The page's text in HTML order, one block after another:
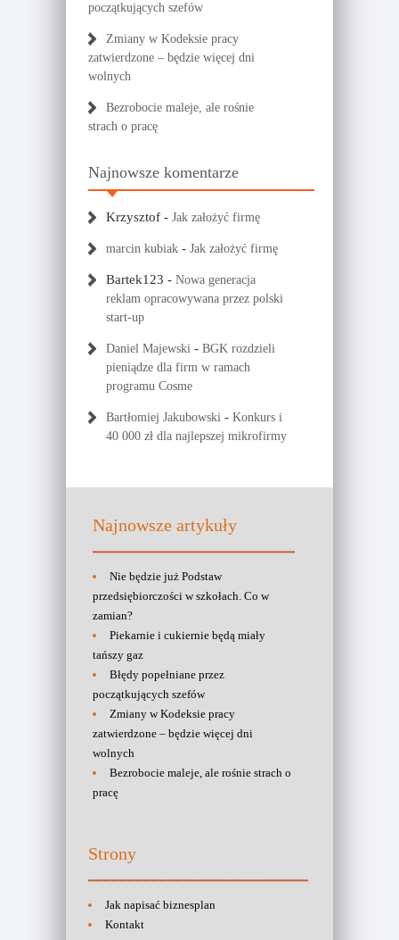
początkujących szefów
Zmiany w Kodeksie pracy
zatwierdzone – będzie więcej dni
wolnych
Bezrobocie maleje, ale rośnie
strach o pracę
Najnowsze komentarze
Krzysztof - Jak założyć firmę
marcin kubiak - Jak założyć firmę
Bartek123 - Nowa generacja
reklam opracowywana przez polski
start-up
Daniel Majewski - BGK rozdzieli
pieniądze dla firm w ramach
programu Cosme
Bartłomiej Jakubowski - Konkurs i
40 000 zł dla najlepszej mikrofirmy
Najnowsze artykuły
Nie będzie już Podstaw
przedsiębiorczości w szkołach. Co w
zamian?
Piekarnie i cukiernie będą miały
tańszy gaz
Błędy popełniane przez
początkujących szefów
Zmiany w Kodeksie pracy
zatwierdzone – będzie więcej dni
wolnych
Bezrobocie maleje, ale rośnie strach o
pracę
Strony
Jak napisać biznesplan
Kontakt